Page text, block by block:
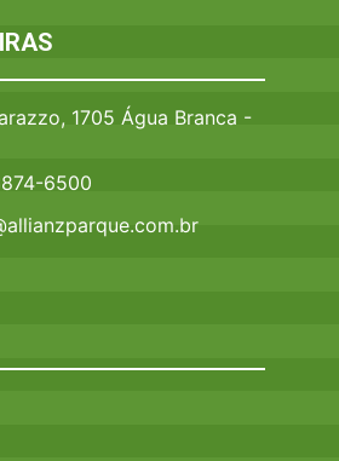
1705 Água Branca -
6500